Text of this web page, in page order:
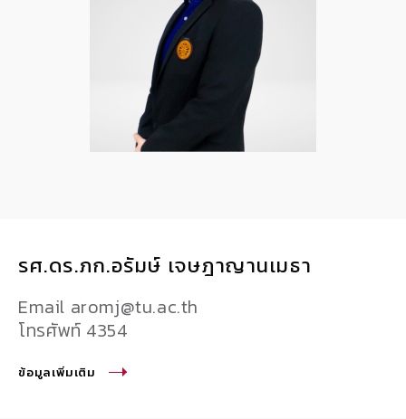
รศ.ดร.ภก.อรัมษ์ เจษฎาญานเมธา
Email aromj@tu.ac.th
โทรศัพท์ 4354
ข้อมูลเพิ่มเติม